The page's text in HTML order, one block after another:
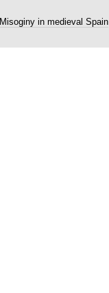
in medieval Spain